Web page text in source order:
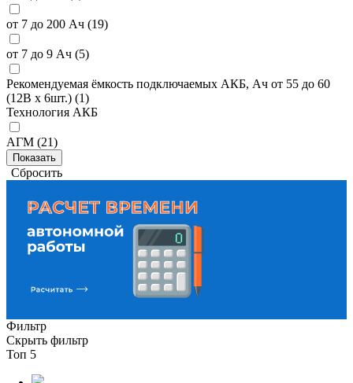
от 7 до 200 Ач (19)
от 7 до 9 Ач (5)
Рекомендуемая ёмкость подключаемых АКБ, Ач от 55 до 60
(12В х 6шт.) (1)
Технология АКБ
АГМ (21)
Сбросить
Фильтр
Скрыть фильтр
Топ 5